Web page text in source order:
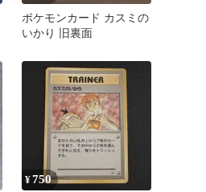
ポケモンカード カスミの
いかり 旧裏面
¥750